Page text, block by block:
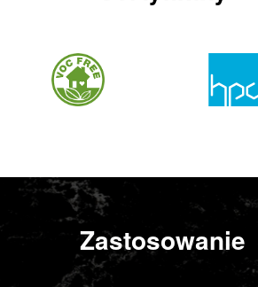
Zastosowanie